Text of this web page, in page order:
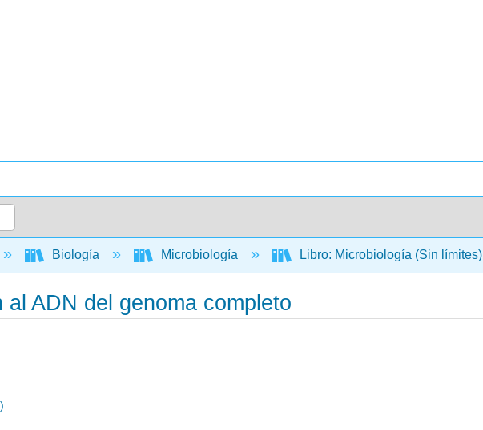
global
Biología Microbiología Libro: Microbiología (Sin límites)
ADN del genoma completo